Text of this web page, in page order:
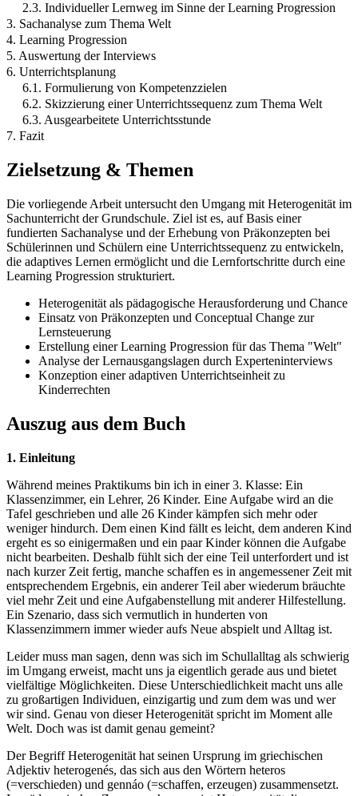
2.3. Individueller Lernweg im Sinne der Learning Progression
3. Sachanalyse zum Thema Welt
4. Learning Progression
5. Auswertung der Interviews
6. Unterrichtsplanung
6.1. Formulierung von Kompetenzzielen
6.2. Skizzierung einer Unterrichtssequenz zum Thema Welt
6.3. Ausgearbeitete Unterrichtsstunde
7. Fazit
Zielsetzung & Themen
Die vorliegende Arbeit untersucht den Umgang mit Heterogenität im
Sachunterricht der Grundschule. Ziel ist es, auf Basis einer
fundierten Sachanalyse und der Erhebung von Präkonzepten bei
Schülerinnen und Schülern eine Unterrichtssequenz zu entwickeln,
die adaptives Lernen ermöglicht und die Lernfortschritte durch eine
Learning Progression strukturiert.
Heterogenität als pädagogische Herausforderung und Chance
Einsatz von Präkonzepten und Conceptual Change zur
Lernsteuerung
Erstellung einer Learning Progression für das Thema "Welt"
Analyse der Lernausgangslagen durch Experteninterviews
Konzeption einer adaptiven Unterrichtseinheit zu
Kinderrechten
Auszug aus dem Buch
1. Einleitung
Während meines Praktikums bin ich in einer 3. Klasse: Ein
Klassenzimmer, ein Lehrer, 26 Kinder. Eine Aufgabe wird an die
Tafel geschrieben und alle 26 Kinder kämpfen sich mehr oder
weniger hindurch. Dem einen Kind fällt es leicht, dem anderen Kind
ergeht es so einigermaßen und ein paar Kinder können die Aufgabe
nicht bearbeiten. Deshalb fühlt sich der eine Teil unterfordert und ist
nach kurzer Zeit fertig, manche schaffen es in angemessener Zeit mit
entsprechendem Ergebnis, ein anderer Teil aber wiederum bräuchte
viel mehr Zeit und eine Aufgabenstellung mit anderer Hilfestellung.
Ein Szenario, dass sich vermutlich in hunderten von
Klassenzimmern immer wieder aufs Neue abspielt und Alltag ist.
Leider muss man sagen, denn was sich im Schullalltag als schwierig
im Umgang erweist, macht uns ja eigentlich gerade aus und bietet
vielfältige Möglichkeiten. Diese Unterschiedlichkeit macht uns alle
zu großartigen Individuen, einzigartig und zum dem was und wer
wir sind. Genau von dieser Heterogenität spricht im Moment alle
Welt. Doch was ist damit genau gemeint?
Der Begriff Heterogenität hat seinen Ursprung im griechischen
Adjektiv heterogenés, das sich aus den Wörtern heteros
(=verschieden) und gennáo (=schaffen, erzeugen) zusammensetzt.